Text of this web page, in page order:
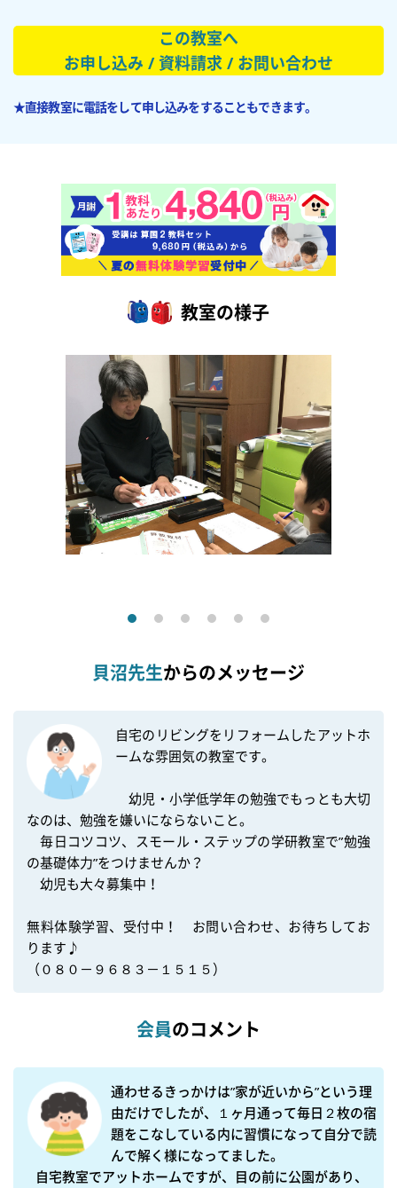
この教室へ
お申し込み / 資料請求 / お問い合わせ
★直接教室に電話をして申し込みをすることもできます。
教室の様子
貝沼先生からのメッセージ
自宅のリビングをリフォームしたアットホ
ームな雰囲気の教室です。
幼児・小学低学年の勉強でもっとも大切
なのは、勉強を嫌いにならないこと。
毎日コツコツ、スモール・ステップの学研教室で”勉強
の基礎体力”をつけませんか？
幼児も大々募集中！
無料体験学習、受付中！　お問い合わせ、お待ちしてお
ります♪
（０８０－９６８３－１５１５）
会員のコメント
通わせるきっかけは”家が近いから”という理
由だけでしたが、１ヶ月通って毎日２枚の宿
題をこなしている内に習慣になって自分で読
んで解く様になってました。
自宅教室でアットホームですが、目の前に公園があり、